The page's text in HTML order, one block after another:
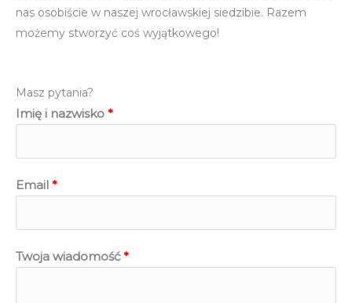
nas osobiście w naszej wrocławskiej siedzibie. Razem
możemy stworzyć coś wyjątkowego!
Masz pytania?
Imię i nazwisko
Email
Twoja wiadomość